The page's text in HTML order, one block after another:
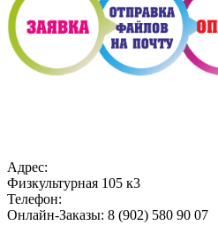
Адрес:
Физкультурная 105 к3
Телефон:
Онлайн-Заказы: 8 (902) 580 90 07